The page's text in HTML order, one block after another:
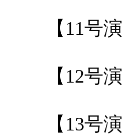
【11号
【12号
【13号